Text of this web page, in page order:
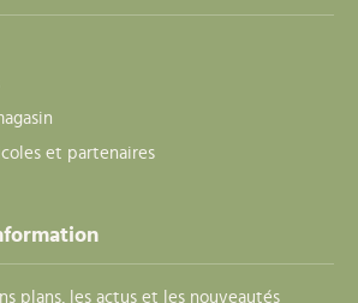
et partenaires
plans, les actus et les nouveautés